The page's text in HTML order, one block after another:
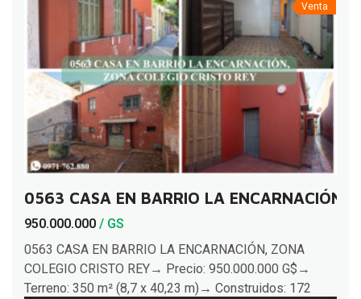
Venta
0563 CASA EN BARRIO LA ENCARNACIÓN,
950.000.000 / GS
0563 CASA EN BARRIO LA ENCARNACIÓN, ZONA
COLEGIO CRISTO REY→ Precio: 950.000.000 G$→
Terreno: 350 m² (8,7 x 40,23 m)→ Construidos: 172